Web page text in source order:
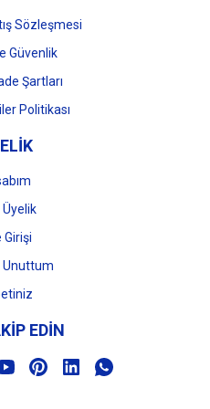
Sözleşmesi
Güvenlik
Şartları
Politikası
Üyelik
Girişi
EDİN